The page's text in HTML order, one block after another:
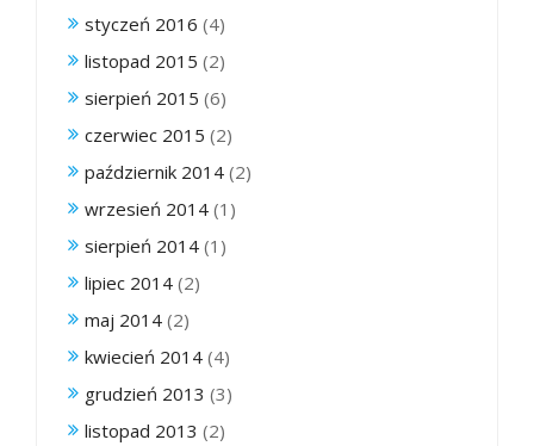
styczeń 2016 (4)
listopad 2015 (2)
sierpień 2015 (6)
czerwiec 2015 (2)
październik 2014 (2)
wrzesień 2014 (1)
sierpień 2014 (1)
lipiec 2014 (2)
maj 2014 (2)
kwiecień 2014 (4)
grudzień 2013 (3)
listopad 2013 (2)